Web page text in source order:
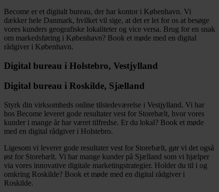
Become er et digitalt bureau, der har kontor i København. Vi
dækker hele Danmark, hvilket vil sige, at det er let for os at besøge
vores kunders geografiske lokaliteter og vice versa. Brug for en snak
om markedsføring i København? Book et møde med en digital
rådgiver i København.
Digital bureau i Holstebro, Vestjylland
Digital bureau i Roskilde, Sjælland
Styrk din virksomheds online tilstedeværelse i Vestjylland. Vi har
hos Become leveret gode resultater vest for Storebælt, hvor vores
kunder i mange år har været tilfredse. Er du lokal? Book et møde
med en digital rådgiver i Holstebro.
Ligesom vi leverer gode resultater vest for Storebælt, gør vi det også
øst for Storebælt. Vi har mange kunder på Sjælland som vi hjælper
via vores innovative digitale marketingstrategier. Holder du til i og
omkring Roskilde? Book et møde med en digital rådgiver i
Roskilde.